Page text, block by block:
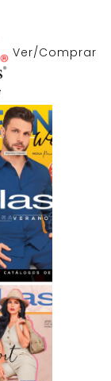
Ver/Comprar